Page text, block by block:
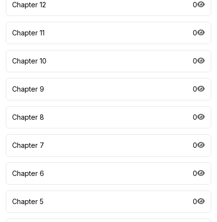
Chapter 12 0
Chapter 11 0
Chapter 10 0
Chapter 9 0
Chapter 8 0
Chapter 7 0
Chapter 6 0
Chapter 5 0